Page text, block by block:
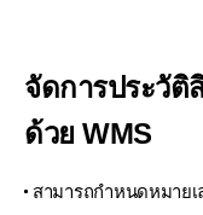
จัดการประวัติ
ด้วย WMS
สามารถกำหนดหมาย